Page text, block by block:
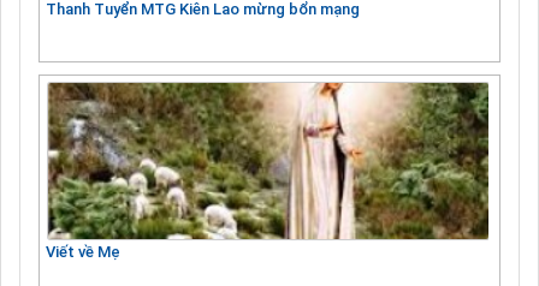
Thanh Tuyển MTG Kiên Lao mừng bổn mạng
Viết về Mẹ